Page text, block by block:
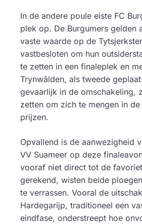
In de andere poule eiste FC
plek op. De Burgumers gelden
vaste waarde op de
vastbesloten om hun
te zetten in een finaleplek en
Trynwâlden, als tweede
gevaarlijk in de omschakeling,
zetten om zich te mengen in
prijzen.
Opvallend is de aanwezigheid
VV Suameer op deze
vooraf niet direct tot de
gerekend, wisten beide
te verrassen. Vooral de
Hardegarijp, traditioneel een
eindfase, onderstreept hoe